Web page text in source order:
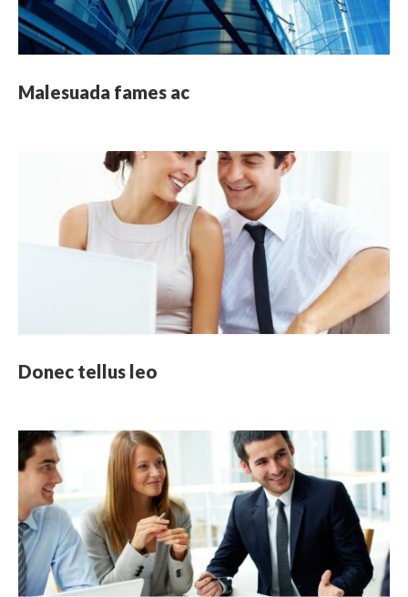
Malesuada fames ac
Donec tellus leo